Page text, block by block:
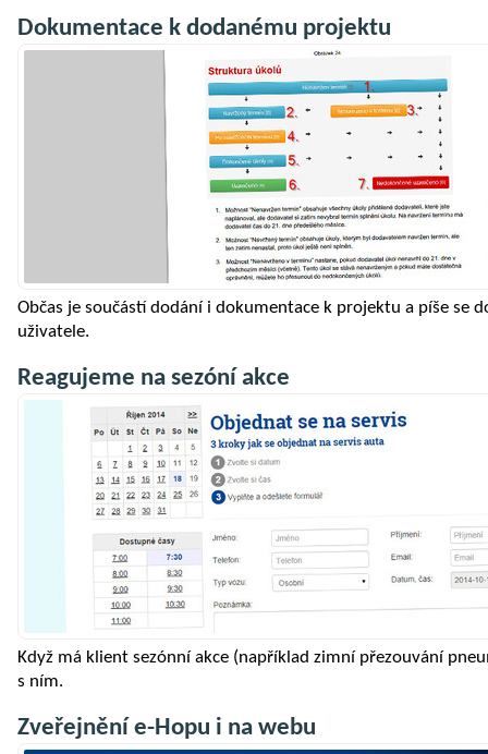
Dokumentace k dodanému projektu
Občas je součástí dodání i dokumentace k projektu a píše se
uživatele.
Reagujeme na sezóní akce
Když má klient sezónní akce (například zimní přezouvání
s ním.
Zveřejnění e-Hopu i na webu